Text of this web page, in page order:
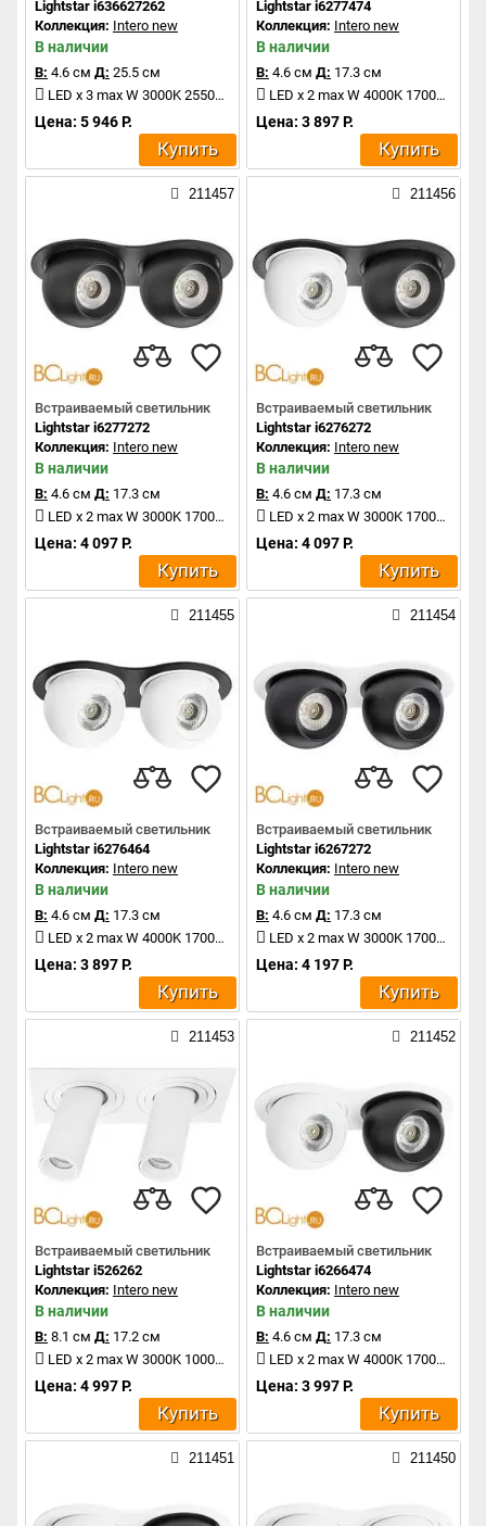
Lightstar i636627262
Коллекция: Intero new
В наличии
В: 4.6 см Д: 25.5 см
LED x 3 max W 3000K 2550Lm
Цена: 5 946 Р.
Купить
Lightstar i6277474
Коллекция: Intero new
В наличии
В: 4.6 см Д: 17.3 см
LED x 2 max W 4000K 1700Lm
Цена: 3 897 Р.
Купить
211457
Встраиваемый светильник
Lightstar i6277272
Коллекция: Intero new
В наличии
В: 4.6 см Д: 17.3 см
LED x 2 max W 3000K 1700Lm
Цена: 4 097 Р.
Купить
211456
Встраиваемый светильник
Lightstar i6276272
Коллекция: Intero new
В наличии
В: 4.6 см Д: 17.3 см
LED x 2 max W 3000K 1700Lm
Цена: 4 097 Р.
Купить
211455
Встраиваемый светильник
Lightstar i6276464
Коллекция: Intero new
В наличии
В: 4.6 см Д: 17.3 см
LED x 2 max W 4000K 1700Lm
Цена: 3 897 Р.
Купить
211454
Встраиваемый светильник
Lightstar i6267272
Коллекция: Intero new
В наличии
В: 4.6 см Д: 17.3 см
LED x 2 max W 3000K 1700Lm
Цена: 4 197 Р.
Купить
211453
Встраиваемый светильник
Lightstar i526262
Коллекция: Intero new
В наличии
В: 8.1 см Д: 17.2 см
LED x 2 max W 3000K 1000Lm
Цена: 4 997 Р.
Купить
211452
Встраиваемый светильник
Lightstar i6266474
Коллекция: Intero new
В наличии
В: 4.6 см Д: 17.3 см
LED x 2 max W 4000K 1700Lm
Цена: 3 997 Р.
Купить
211451 211450